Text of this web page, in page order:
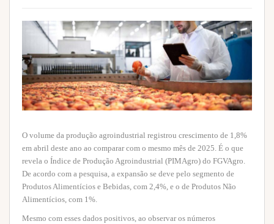
O volume da produção agroindustrial registrou crescimento de 1,8%
em abril deste ano ao comparar com o mesmo mês de 2025. É o que
revela o Índice de Produção Agroindustrial (PIMAgro) do FGVAgro.
De acordo com a pesquisa, a expansão se deve pelo segmento de
Produtos Alimentícios e Bebidas, com 2,4%, e o de Produtos Não
Alimentícios, com 1%.
Mesmo com esses dados positivos, ao observar os números